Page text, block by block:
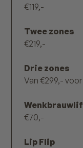
€119,-
Twee zones
€219,-
Drie zones
Van €299,-
€70,-
Lip Flip